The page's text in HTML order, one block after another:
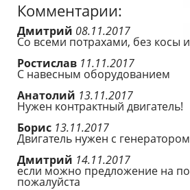
Комментарии:
Дмитрий 08.11.2017
Со всеми потрахами, без косы
Ростислав 11.11.2017
С навесным оборудованием
Анатолий 13.11.2017
Нужен контрактный двигатель!
Борис 13.11.2017
Двигатель нужен с
Дмитрий 14.11.2017
если можно предложение на
пожалуйста